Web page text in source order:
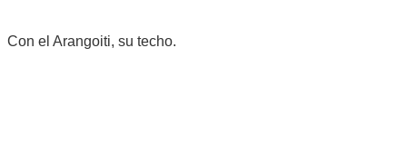
Con el Arangoiti, su techo.